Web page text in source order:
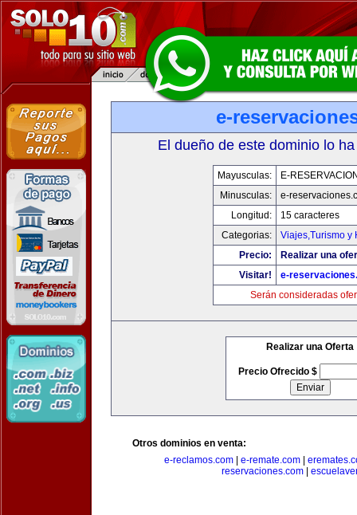
e-
El dueño de este dominio lo
Mayusculas:
E-
Minusculas:
e-
Longitud:
15 caracteres
Categorias:
Viajes,Turismo y
Precio:
Realizar una
Visitar!
e-
Serán consideradas
Realizar una Oferta
Precio Ofrecido $
Otros dominios en venta:
e-reclamos.com| e-remate.com|
reservaciones.com|